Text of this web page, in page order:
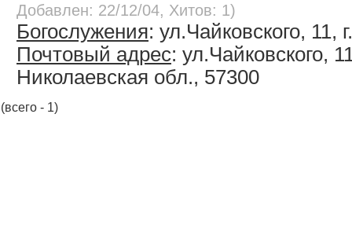
Добавлен: 22/12/04, Хитов: 1)
Богослужения: ул.Чайковского, 11,
Почтовый адрес: ул.Чайковского,
Николаевская обл., 57300
(всего - 1)